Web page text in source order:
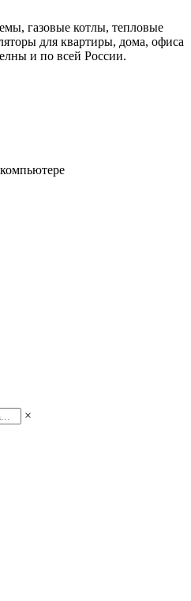
газовые котлы, тепловые
для квартиры, дома, офиса
и по всей России.
×